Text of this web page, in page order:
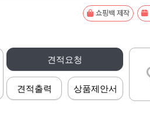
쇼핑백 제작
견적요청
견적출력 상품제안서